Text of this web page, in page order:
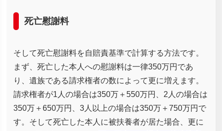
死亡慰謝料
そして死亡慰謝料を自賠責基準で計算する方法です。
まず、死亡した本人への慰謝料は一律350万円であ
り、遺族である請求権者の数によって更に増えます。
請求権者が1人の場合は350万＋550万円、2人の場合は
350万＋650万円、3人以上の場合は350万＋750万円で
す。そして死亡した本人に被扶養者が居た場合、更に